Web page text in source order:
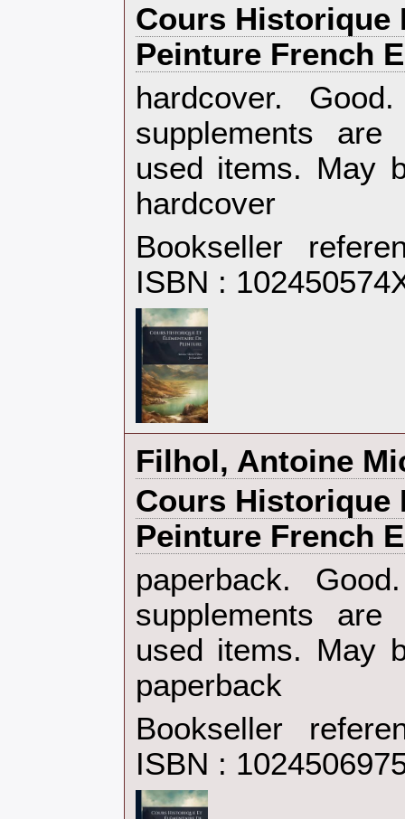
‎Cours Historique
Peinture French
‎hardcover.
supplements
used items. May
hardcover‎
Bookseller
ISBN :
‎Filhol, Antoine
‎Cours Historique
Peinture French
‎paperback.
supplements
used items. May
paperback‎
Bookseller
ISBN :